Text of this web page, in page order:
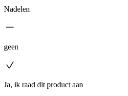
Nadelen
geen
Ja, ik raad dit product aan